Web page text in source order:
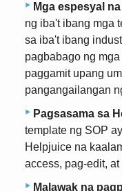
Mga espesyal
ng iba't ibang mga
sa iba't ibang
pagbabago ng
paggamit upang
pangangailangan
Pagsasama sa
template ng SOP
Helpjuice na
access, pag-edit,
Malawak na